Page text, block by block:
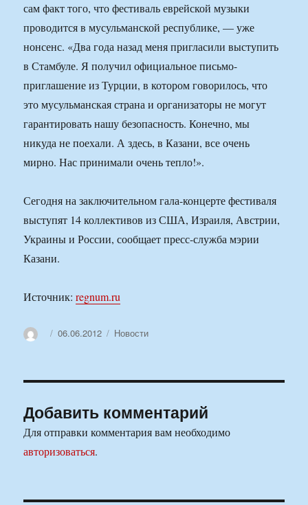
сам факт того, что фестиваль еврейской музыки
проводится в мусульманской республике, — уже
нонсенс. «Два года назад меня пригласили выступить
в Стамбуле. Я получил официальное письмо-
приглашение из Турции, в котором говорилось, что
это мусульманская страна и организаторы не могут
гарантировать нашу безопасность. Конечно, мы
никуда не поехали. А здесь, в Казани, все очень
мирно. Нас принимали очень тепло!».
Сегодня на заключительном гала-концерте фестиваля
выступят 14 коллективов из США, Израиля, Австрии,
Украины и России, сообщает пресс-служба мэрии
Казани.
Источник:regnum.ru
АвторОпубликовано
06.06.2012 Рубрики
Новости
Добавить комментарий
Для отправки комментария вам необходимо
авторизоваться.